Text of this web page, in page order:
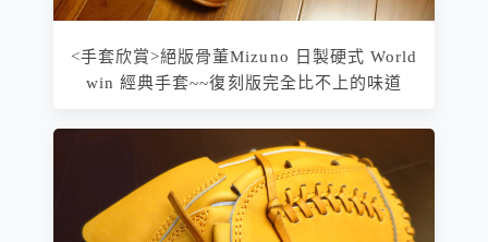
<手套欣賞>絕版骨董Mizuno 日製硬式 World
win 經典手套~~復刻版完全比不上的味道